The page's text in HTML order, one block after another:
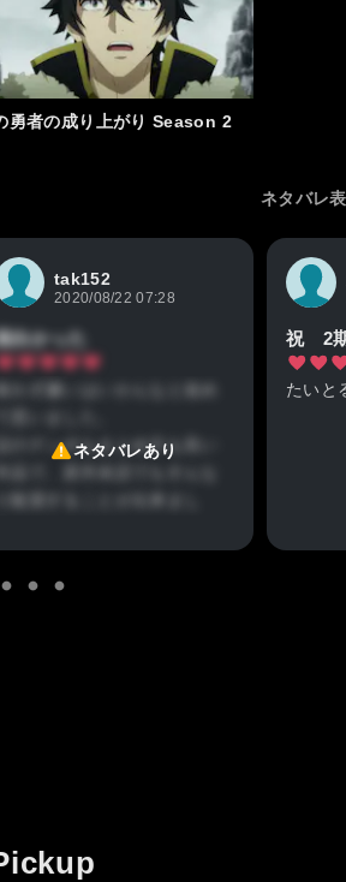
勇者の成り上がり Season 2
ネタバレ
tak152
2020/08/22 07:28
白かった
食わず嫌いはいかんなと改め
話のテンポもまとめ方も良い
だ一つ気になったのは、何
故盾の勇者が王に忌み嫌われ
ネタバレあり
祝 2
たいと